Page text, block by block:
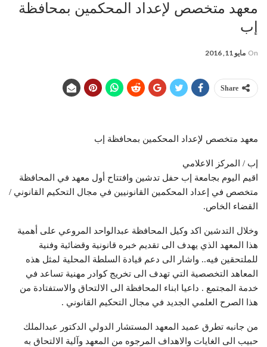
معهد متخصص ﻹعداد المحكمين بمحافظة
إب
On مايو 11, 2016
Share
معهد متخصص ﻹعداد المحكمين بمحافظة إب
إب / المركز الاعلامي
اقيم اليوم بجامعة إب حفل تدشين وافتتاح أول معهد في المحافظة
متخصص في إعداد المحكمين القانونيين في مجال التحكيم القانوني /
القضاء الخاص.
وخلال التدشين اكد وكيل المحافظة عبدالواحد المروعي على أهمية
هذا المعهد الذي يهدف الى تقديم خبره قانونية وقضائية وفنية
للملتحقين فيه.. واشار الى دعم قيادة السلطة المحلية لمثل هذه
المعاهد التخصصية التي تهدف الى تخريج كوادر مهنية تساعد في
خدمة المجتمع . داعيا ابناء المحافظة الى الالتحاق والاستفتادة من
هذا الصرح العلمي الجديد في مجال التحكيم القانوني .
من جانبه تطرق عميد المعهد المستشار الدولي الدكتور عبدالملك
حبيب الى الغايات والاهداف المرجوه من المعهد وآلية الالتحاق به